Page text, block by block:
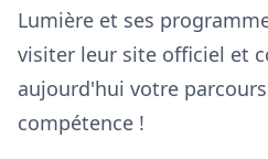
Lumière et ses
visiter leur site officiel et
aujourd'hui votre
compétence !